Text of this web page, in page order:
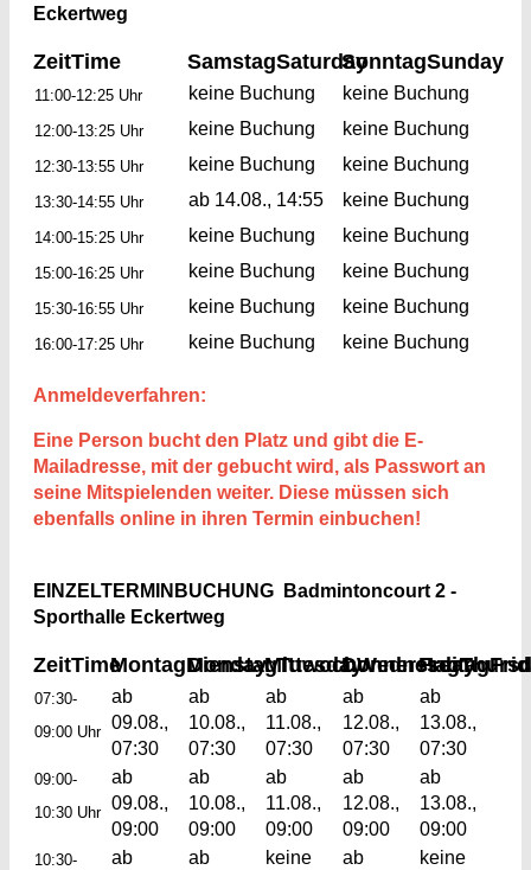
Eckertweg
ZeitTime SamstagSaturdaySonntagSunday
11:00-12:25 Uhr keine Buchung keine Buchung
12:00-13:25 Uhr keine Buchung keine Buchung
12:30-13:55 Uhr keine Buchung keine Buchung
13:30-14:55 Uhr ab 14.08., 14:55 keine Buchung
14:00-15:25 Uhr keine Buchung keine Buchung
15:00-16:25 Uhr keine Buchung keine Buchung
15:30-16:55 Uhr keine Buchung keine Buchung
16:00-17:25 Uhr keine Buchung keine Buchung
Anmeldeverfahren:
Eine Person bucht den Platz und gibt die E-
Mailadresse, mit der gebucht wird, als Passwort an
seine Mitspielenden weiter. Diese müssen sich
ebenfalls online in ihren Termin einbuchen!
EINZELTERMINBUCHUNG Badmintoncourt 2 -
Sporthalle Eckertweg
ZeitTimeMontagMonday
DienstagTuesday
MittwochWednesday
Donnerstag
Freitag
07:30-
09:00 Uhr
ab
09.08.,
07:30
ab
10.08.,
07:30
ab
11.08.,
07:30
ab
12.08.,
07:30
ab
13.08.,
07:30
09:00-
10:30 Uhr
ab
09.08.,
09:00
ab
10.08.,
09:00
ab
11.08.,
09:00
ab
12.08.,
09:00
ab
13.08.,
09:00
10:30-
ab
ab
keine
ab
keine